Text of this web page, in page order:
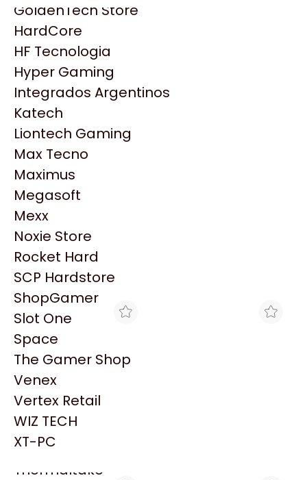
HP
HyperX
INNO3D
Intel
Kingston
Lenovo
Logitech
MSI
NVIDIA GeForce
NZXT
PNY
Palit
Philips
PowerColor
Razer
Redragon
Samsung
Sandisk
Sapphire
Seagate
Sentey
Solarmax
Thermaltake
GoldenTech Store
HardCore
HF Tecnologia
Hyper Gaming
Integrados Argentinos
Katech
Liontech Gaming
Max Tecno
Maximus
Megasoft
Mexx
Noxie Store
Rocket Hard
SCP Hardstore
ShopGamer
Slot One
Space
The Gamer Shop
Venex
Vertex Retail
WIZ TECH
XT-PC
Productos
Similares
Explorá más productos similares
ROCKET HARD
MEMORIA RAM MERX
$31.360